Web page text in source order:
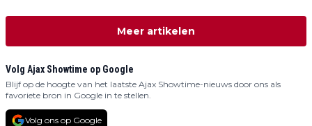
Meer artikelen
Volg Ajax Showtime op Google
Blijf op de hoogte van het laatste Ajax Showtime-nieuws door ons als
favoriete bron in Google in te stellen.
Volg ons op Google